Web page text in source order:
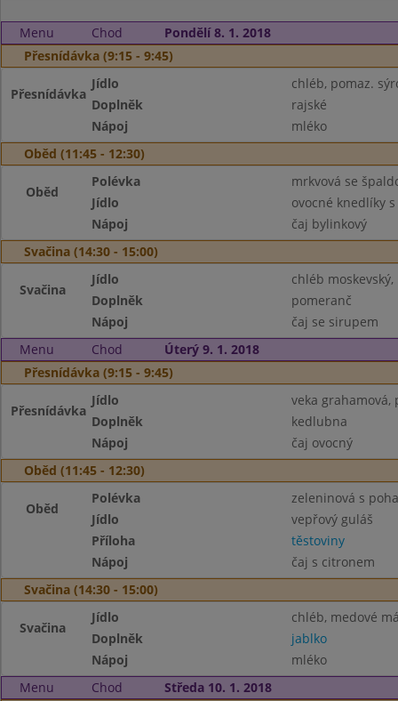
Menu Chod
Pondělí 8. 1. 2018
Přesnídávka (9:15 - 9:45)
Přesnídávka
Jídlo
chléb, pomaz.
Doplněk
rajské
Nápoj
mléko
Oběd (11:45 - 12:30)
Oběd
Polévka
mrkvová se
Jídlo
ovocné knedlíky
Nápoj
čaj bylinkový
Svačina (14:30 - 15:00)
Svačina
Jídlo
chléb
Doplněk
pomeranč
Nápoj
čaj se sirupem
Menu
Chod
Úterý 9. 1. 2018
Přesnídávka (9:15 - 9:45)
Přesnídávka
Jídlo
veka grahamová,
Doplněk
kedlubna
Nápoj
čaj ovocný
Oběd (11:45 - 12:30)
Oběd
Polévka
zeleninová s
Jídlo
vepřový guláš
Příloha
těstoviny
Nápoj
čaj s citronem
Svačina (14:30 - 15:00)
Svačina
Jídlo
chléb, medové
Doplněk
jablko
Nápoj
mléko
Menu
Chod
Středa 10. 1. 2018